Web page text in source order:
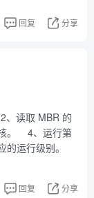
回复 分享
读取 MBR 的
。 4、运行第
的运行级别。
回复 分享